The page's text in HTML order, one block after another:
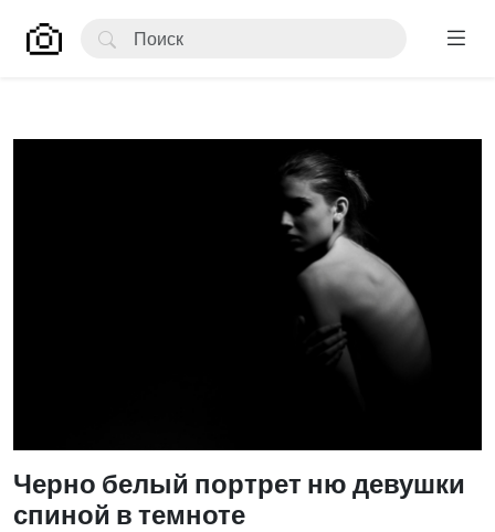
Черно белый портрет ню девушки
спиной в темноте